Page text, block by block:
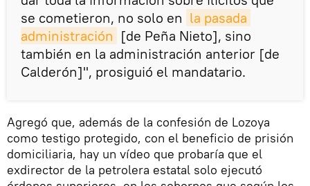
se cometieron, no solo en la pasada
administración [de Peña Nieto], sino
también en la administración anterior [de
Calderón]", prosiguió el mandatario.
Agregó que, además de la confesión de Lozoya
como testigo protegido, con el beneficio de prisión
domiciliaria, hay un vídeo que probaría que el
exdirector de la petrolera estatal solo ejecutó